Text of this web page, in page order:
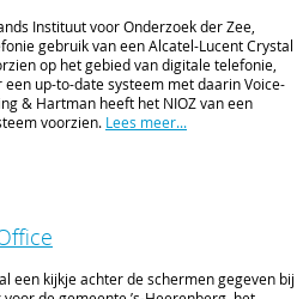
Instituut voor Onderzoek der Zee,
gebruik van een Alcatel-Lucent Crystal
op het gebied van digitale telefonie,
up-to-date systeem met daarin Voice-
& Hartman heeft het NIOZ van een
voorzien. Lees meer...
een kijkje achter de schermen gegeven bij